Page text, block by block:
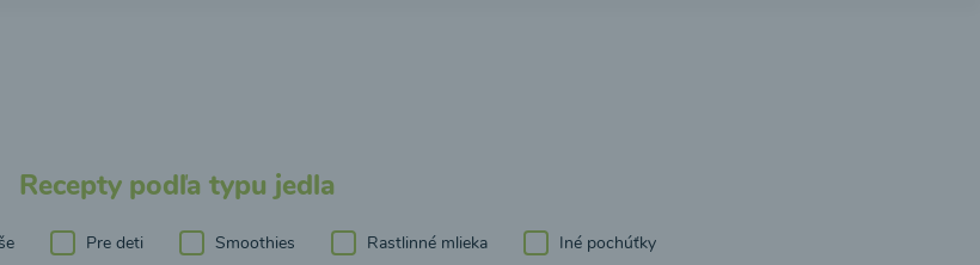
Recepty podľa typu jedla
Pre deti Smoothies Rastlinné mlieka Iné pochúťky